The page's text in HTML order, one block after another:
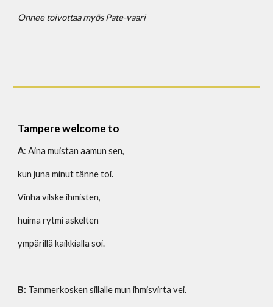
Onnee toivottaa myös Pate-vaari
Tampere welcome to
A: Aina muistan aamun sen,
kun juna minut tänne toi.
Vinha vilske ihmisten,
huima rytmi askelten
ympärillä kaikkialla soi.
B: Tammerkosken sillalle mun ihmisvirta vei.